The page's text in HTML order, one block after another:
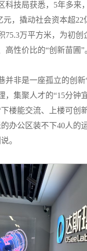
科技局获悉，5年多来
元，撬动社会资本超
75.3万平方米，为初创
高性价比的“创新苗圃”
并非是一座孤立的创
，集聚人才的“15分钟
楼能交流、上楼可创
办公区装不下40人的
。